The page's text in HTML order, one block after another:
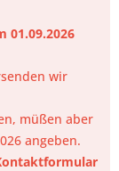
01.09.2026
wir
müßen aber
angeben.